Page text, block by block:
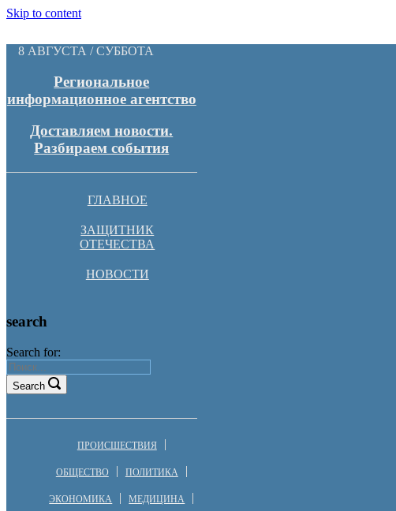
Skip to content
8 АВГУСТА / СУББОТА
Региональное
информационное агентство
Доставляем новости.
Разбираем события
ГЛАВНОЕ
ЗАЩИТНИК
ОТЕЧЕСТВА
НОВОСТИ
search
Search for:
Search
ПРОИСШЕСТВИЯ
ОБЩЕСТВО ПОЛИТИКА
ЭКОНОМИКА МЕДИЦИНА